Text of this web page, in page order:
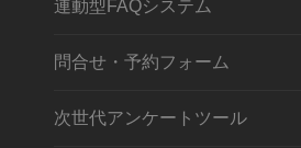
連動型FAQシステム
問合せ・予約フォーム
次世代アンケートツール